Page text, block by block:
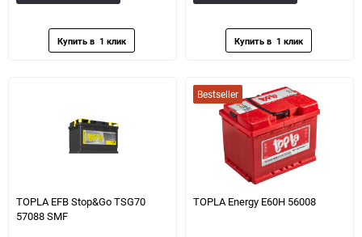
TOPLA EFB Stop&Go TSG70
57088 SMF
Bestseller
TOPLA Energy E60H 56008